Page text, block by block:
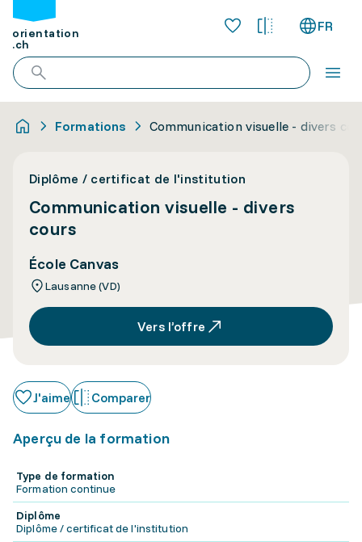
orientation
.ch
FR
Formations Communication visuelle - divers
Diplôme / certificat de l'institution
Communication visuelle - divers
cours
École Canvas
Lausanne (VD)
Vers l’offre
J'aime Comparer
Aperçu de la formation
Type de formation
Formation continue
Diplôme
Diplôme / certificat de l'institution